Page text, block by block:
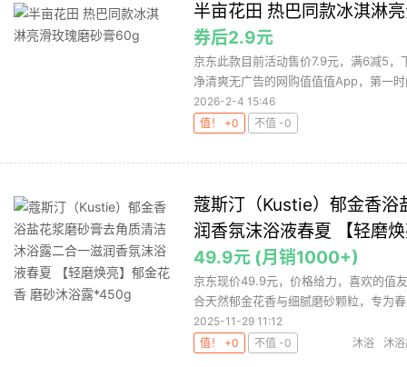
半亩花田 热巴同款冰淇淋
券后2.9元
京东此款目前活动售价7.9元，满6减5
净清爽无广告的网购值值值App，第一
2026-2-4 15:46
值！ +0
不值 -0
蔻斯汀（Kustie）郁金香浴
润香氛沫浴液春夏 【轻磨
49.9元 (月销1000+)
京东现价49.9元，价格给力，喜欢的值
合天然郁金花香与细腻磨砂颗粒，专为
2025-11-29 11:12
值！ +0
不值 -0 沐浴 沐